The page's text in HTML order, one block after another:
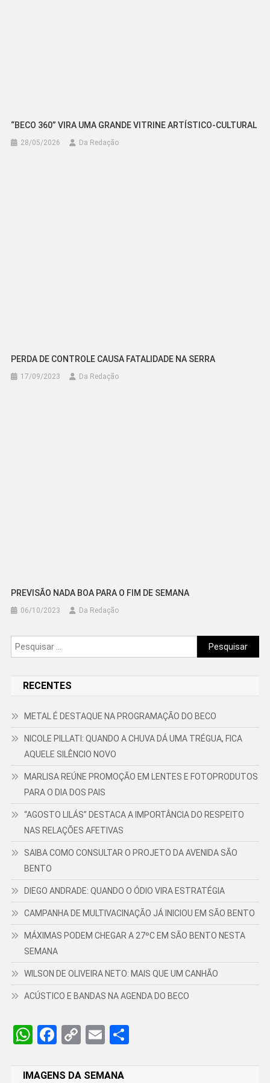
“BECO 360” VIRA UMA GRANDE VITRINE ARTÍSTICO-CULTURAL
28/05/2026 Da Redação
PERDA DE CONTROLE CAUSA FATALIDADE NA SERRA
17/09/2023 Da Redação
PREVISÃO NADA BOA PARA O FIM DE SEMANA
06/10/2023 Da Redação
Pesquisar
por:
RECENTES
METAL É DESTAQUE NA PROGRAMAÇÃO DO BECO
NICOLE PILLATI: QUANDO A CHUVA DÁ UMA TRÉGUA, FICA
AQUELE SILÊNCIO NOVO
MARLISA REÚNE PROMOÇÃO EM LENTES E FOTOPRODUTOS
PARA O DIA DOS PAIS
“AGOSTO LILÁS” DESTACA A IMPORTÂNCIA DO RESPEITO
NAS RELAÇÕES AFETIVAS
SAIBA COMO CONSULTAR O PROJETO DA AVENIDA SÃO
BENTO
DIEGO ANDRADE: QUANDO O ÓDIO VIRA ESTRATÉGIA
CAMPANHA DE MULTIVACINAÇÃO JÁ INICIOU EM SÃO BENTO
MÁXIMAS PODEM CHEGAR A 27ºC EM SÃO BENTO NESTA
SEMANA
WILSON DE OLIVEIRA NETO: MAIS QUE UM CANHÃO
ACÚSTICO E BANDAS NA AGENDA DO BECO
WhatsApp
Facebook
CopyEmailShare
IMAGENS DA SEMANA